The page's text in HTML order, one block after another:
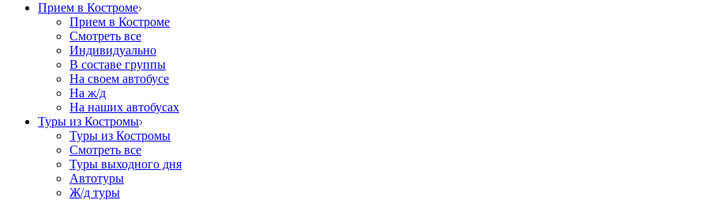
Прием в Костроме
Прием в Костроме
Смотреть все
Индивидуально
В составе группы
На своем автобусе
На ж/д
На наших автобусах
Туры из Костромы
Туры из Костромы
Смотреть все
Туры выходного дня
Автотуры
Ж/д туры